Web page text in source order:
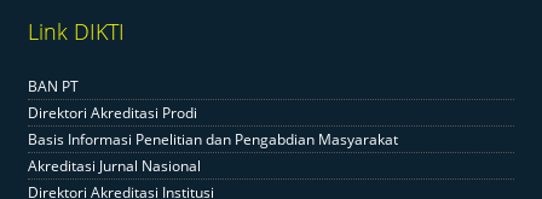
Link DIKTI
BAN PT
Direktori Akreditasi Prodi
Basis Informasi Penelitian dan Pengabdian Masyarakat
Akreditasi Jurnal Nasional
Direktori Akreditasi Institusi